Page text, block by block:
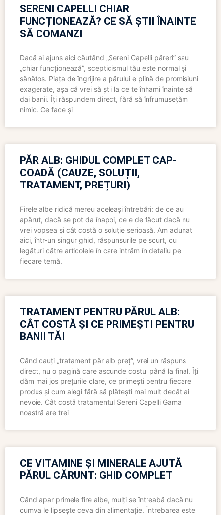
SERENI CAPELLI CHIAR
FUNCȚIONEAZĂ? CE SĂ ȘTII ÎNAINTE
SĂ COMANZI
Dacă ai ajuns aici căutând „Sereni Capelli păreri” sau
„chiar funcționează”, scepticismul tău este normal și
sănătos. Piața de îngrijire a părului e plină de promisiuni
exagerate, așa că vrei să știi la ce te înhami înainte să
dai banii. Îți răspundem direct, fără să înfrumusețăm
nimic. Ce face și
PĂR ALB: GHIDUL COMPLET CAP-
COADĂ (CAUZE, SOLUȚII,
TRATAMENT, PREȚURI)
Firele albe ridică mereu aceleași întrebări: de ce au
apărut, dacă se pot da înapoi, ce e de făcut dacă nu
vrei vopsea și cât costă o soluție serioasă. Am adunat
aici, într-un singur ghid, răspunsurile pe scurt, cu
legături către articolele în care intrăm în detaliu pe
fiecare temă.
TRATAMENT PENTRU PĂRUL ALB:
CÂT COSTĂ ȘI CE PRIMEȘTI PENTRU
BANII TĂI
Când cauți „tratament păr alb preț”, vrei un răspuns
direct, nu o pagină care ascunde costul până la final. Îți
dăm mai jos prețurile clare, ce primești pentru fiecare
produs și cum alegi fără să plătești mai mult decât ai
nevoie. Cât costă tratamentul Sereni Capelli Gama
noastră are trei
CE VITAMINE ȘI MINERALE AJUTĂ
PĂRUL CĂRUNT: GHID COMPLET
Când apar primele fire albe, mulți se întreabă dacă nu
cumva le lipsește ceva din alimentație. Întrebarea este